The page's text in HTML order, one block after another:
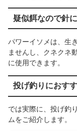
疑似餌なので針
パワーイソメは、生
ませんし、クネクネ
に使用できます。
投げ釣りにおす
では実際に、投げ釣
ムをご紹介します。